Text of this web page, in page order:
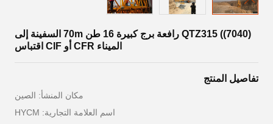
QTZ315 ((7040) رافعة برج كبيرة 16 طن 70m السفينة إلى
الميناء CFR أو CIF اقتباس
تفاصيل المنتج
مكان المنشأ: الصين
اسم العلامة التجارية: HYCM